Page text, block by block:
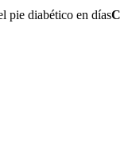
pie diabético en díasC